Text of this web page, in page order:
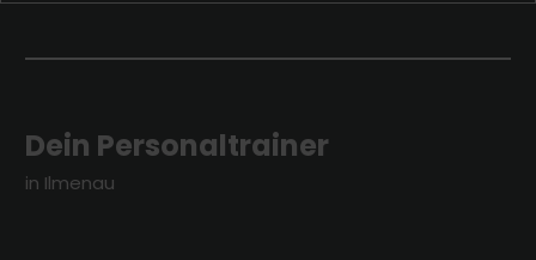
Dein Personaltrainer
in Ilmenau